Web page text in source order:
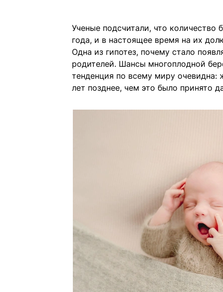
Ученые подсчитали, что количество
года, и в настоящее время на их
Одна из гипотез, почему стало
родителей. Шансы многоплодной
тенденция по всему миру очевидна:
лет позднее, чем это было принято